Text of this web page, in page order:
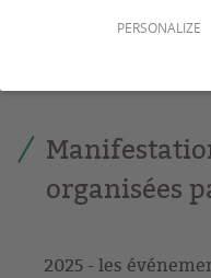
PERSONALIZE
organisées
2025 - les